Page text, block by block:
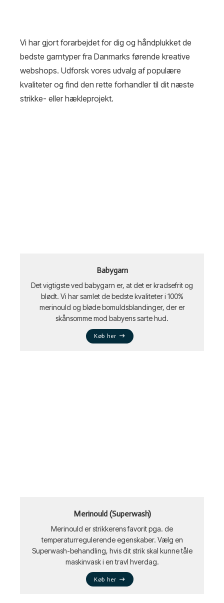
Vi har gjort forarbejdet for dig og håndplukket de
bedste garntyper fra Danmarks førende kreative
webshops. Udforsk vores udvalg af populære
kvaliteter og find den rette forhandler til dit næste
strikke- eller hækleprojekt.
Babygarn
Det vigtigste ved babygarn er, at det er kradsefrit og
blødt. Vi har samlet de bedste kvaliteter i 100%
merinould og bløde bomuldsblandinger, der er
skånsomme mod babyens sarte hud.
Køb her
Merinould (Superwash)
Merinould er strikkerens favorit pga. de
temperaturregulerende egenskaber. Vælg en
Superwash-behandling, hvis dit strik skal kunne tåle
maskinvask i en travl hverdag.
Køb her